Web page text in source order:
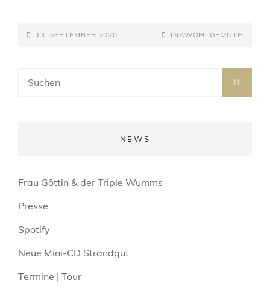
ÄLTER
POSTED-
13. SEPTEMBER 2020
BY
BYLINE
INAWOHLGEMUTH
for:
NEWS
Frau Göttin & der Triple Wumms
Presse
Spotify
Neue Mini-CD Strandgut
Termine | Tour